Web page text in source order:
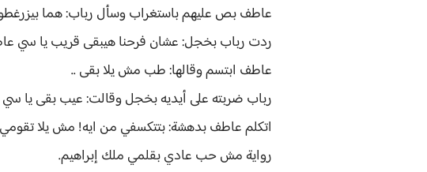
عاطف بص عليهم باستغراب وسأل رباب: هما
ردت رباب بخجل: عشان فرحنا هيبقى قريب يا سي
عاطف ابتسم وقالها: طب مش يلا بقى ..
رباب ضربته على أيديه بخجل وقالت: عيب بقى يا
اتكلم عاطف بدهشة: بتتكسفي من ايه! مش يلا تقومي
رواية مش حب عادي بقلمي ملك إبراهيم.